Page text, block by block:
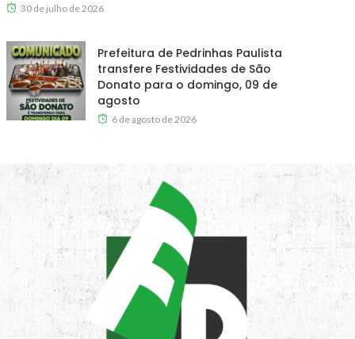
30 de julho de 2026
Prefeitura de Pedrinhas Paulista
transfere Festividades de São
Donato para o domingo, 09 de
agosto
6 de agosto de 2026